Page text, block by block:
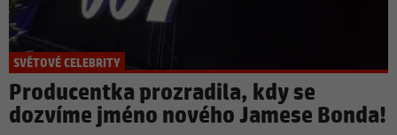
SVĚTOVÉ CELEBRITY
Producentka prozradila, kdy se
dozvíme jméno nového Jamese Bonda!